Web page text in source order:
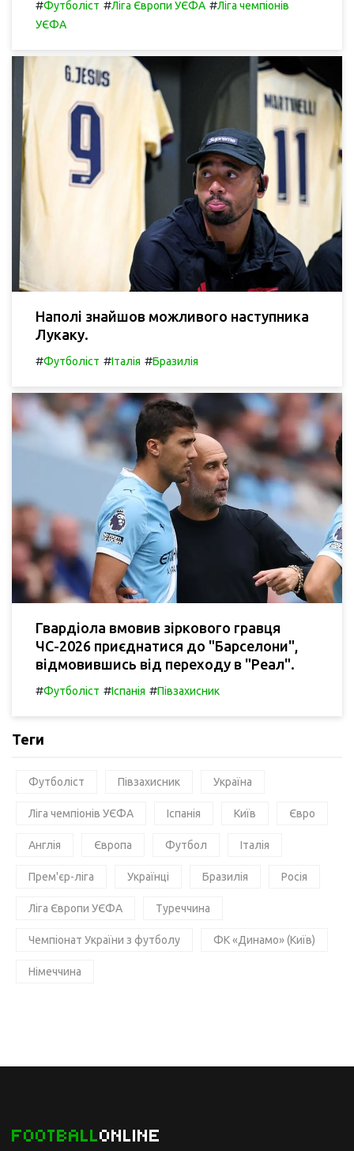
#Футболіст #Ліга Європи УЄФА #Ліга чемпіонів
УЄФА
Наполі знайшов можливого наступника
Лукаку.
#Футболіст #Італія #Бразилія
Гвардіола вмовив зіркового гравця
ЧС-2026 приєднатися до "Барселони",
відмовившись від переходу в "Реал".
#Футболіст #Іспанія #Півзахисник
Теги
Футболіст Півзахисник Україна
Ліга чемпіонів УЄФА Іспанія Київ Євро
Англія Європа Футбол Італія
Прем'єр-ліга Українці Бразилія Росія
Ліга Європи УЄФА Туреччина
Чемпіонат України з футболу ФК «Динамо» (Київ)
Німеччина
FOOTBALLONLINE